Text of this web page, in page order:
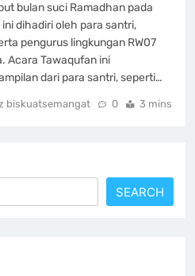
bulan suci Ramadhan pada
dihadiri oleh para santri,
pengurus lingkungan RW07
Acara Tawaqufan ini
dari para santri, seperti…
biskuatsemangat 0 3 mins
SEARCH